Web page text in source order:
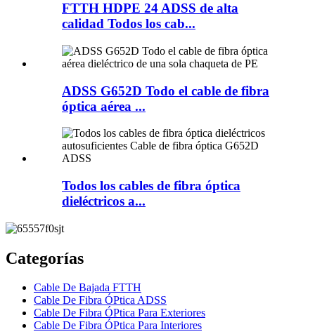
FTTH HDPE 24 ADSS de alta
calidad Todos los cab...
ADSS G652D Todo el cable de fibra
óptica aérea ...
Todos los cables de fibra óptica
dieléctricos a...
Categorías
Cable De Bajada FTTH
Cable De Fibra ÓPtica ADSS
Cable De Fibra ÓPtica Para Exteriores
Cable De Fibra ÓPtica Para Interiores